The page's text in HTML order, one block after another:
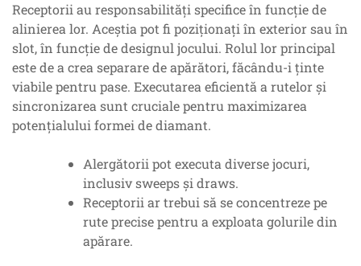
Receptorii au responsabilități specifice în funcție de
alinierea lor. Aceștia pot fi poziționați în exterior sau în
slot, în funcție de designul jocului. Rolul lor principal
este de a crea separare de apărători, făcându-i ținte
viabile pentru pase. Executarea eficientă a rutelor și
sincronizarea sunt cruciale pentru maximizarea
potențialului formei de diamant.
Alergătorii pot executa diverse jocuri,
inclusiv sweeps și draws.
Receptorii ar trebui să se concentreze pe
rute precise pentru a exploata golurile din
apărare.